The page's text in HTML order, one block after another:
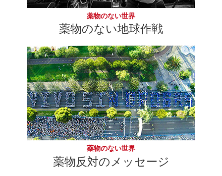
薬物のない世界
薬物のない地球作戦
薬物のない世界
薬物反対のメッセージ